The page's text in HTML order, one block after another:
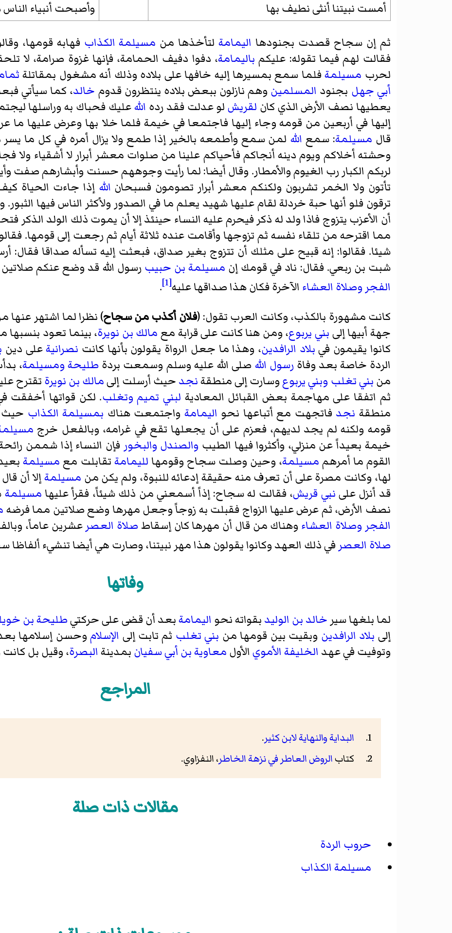
أمست نبيتنا أنثى نطيف بها وأصبحت أنبياء الناس
ثم إن سجاح قصدت بجنودها اليمامةلتأخذها من مسيلمة الكذاب فهابه قومها،
فقالت لهم فيما تقوله: عليكم باليمامة، دفوا دفيف الحمامة، فإنها غزوة صرامة، لا
لحرب مسيلمةفلما سمع بمسيرها إليه خافها على بلاده وذلك أنه مشغول بمقاتلة
أبي جهل بجنود المسلمين وهم نازلون ببعض بلاده ينتظرون قدوم خالد، كما سيأتي
يعطيها نصف الأرض الذي كان لقريشلو عدلت فقد رده اللهعليك فحباك به وراسلها
إليها في أربعين من قومه وجاء إليها فاجتمعا في خيمة فلما خلا بها وعرض عليها
قال مسيلمة: سمع الله لمن سمع وأطمعه بالخير إذا طمع ولا يزال أمره في كل ما
وحشته أخلاكم ويوم دينه أنجاكم فأحياكم علينا من صلوات معشر أبرار لا أشقياء ولا
لربكم الكبار رب الغيوم والأمطار. وقال أيضا: لما رأيت وجوههم حسنت وأبشارهم صفت
تأتون ولا الخمر تشربون ولكنكم معشر أبرار تصومون فسبحان الله إذا جاءت الحياة
ترقون فلو أنها حبة خردلة لقام عليها شهيد يعلم ما في الصدور ولأكثر الناس فيها الثبور.
أن الأعزب يتزوج فاذا ولد له ذكر فيحرم عليه النساء حينئذ إلا أن يموت ذلك الولد الذكر
مما اقترحه من تلقاء نفسه ثم تزوجها وأقامت عنده ثلاثة أيام ثم رجعت إلى قومها.
شيئا. فقالوا: إنه قبيح على مثلك أن تتزوج بغير صداق، فبعثت إليه تسأله صداقا فقال:
شبت بن ربعي. فقال: ناد في قومك إن مسيلمة بن حبيب رسول الله قد وضع عنكم صلاتين
الفجر وصلاة العشاء الآخرة فكان هذا صداقها عليه[1]
.
كانت مشهورة بالكذب، وكانت العرب تقول: (فلان أكذب من سجاح) نظرا لما اشتهر
جهة أبيها إلى بني يربوع، ومن هنا كانت على قرابة مع مالك بن نويرة، بينما تعود بنسبها
كانوا يقيمون في بلاد الرافدين، وهذا ما جعل الرواة يقولون بأنها كانت نصرانيةعلى دين
الردة خاصة بعد وفاة رسول الله صلى الله عليه وسلم وسمعت بردة طليحة ومسيلمة،
من بني تغلب وبني يربوع وسارت إلى منطقةنجد حيث أرسلت إلىمالك بن نويرة تقترح
ثم اتفقا على مهاجمة بعض القبائل المعادية لبني تميم وتغلب. لكن قواتها أخفقت
منطقة نجد فاتجهت مع أتباعها نحو اليمامة واجتمعت هناك بمسيلمة الكذاب حيث
قومه ولكنه لم يجد لديهم، فعزم على أن يجعلها تقع في غرامه، وبالفعل خرج
خيمة بعيداً عن منزلي، وأكثروا فيها الطيب والصندل والبخور فإن النساء إذا شممن
القوم ما أمرهم مسيلمة، وحين وصلت سجاح وقومها لليمامة تقابلت مع مسيلمة
لها، وكانت مصرة على أن تعرف منه حقيقة إدعائه للنبوة، ولم يكن من مسيلمةإلا أن
قد أنزل على نبي قريش، فقالت له سجاح: إذاً أسمعني من ذلك شيئاً، فقرأ عليها مسيلمة
نصف الأرض، ثم عرض عليها الزواج فقبلت به زوجاً وجعل مهرها وضع صلاتين مما فرضه
الفجر وصلاة العشاء وهناك من قال أن مهرها كان إسقاط صلاة العصر عشرين عاماً،
صلاة العصر في ذلك العهد وكانوا يقولون هذا مهر نبيتنا، وصارت هي أيضا تنشيء ألفاظا
وفاتها
لما بلغها سير خالد بن الوليد بقواته نحو اليمامةبعد أن قضى على حركتيطليحة بن
إلى بلاد الرافدين وبقيت بين قومها من بني تغلب ثم تابت إلى الإسلاموحسن إسلامها
وتوفيت في عهد الخليفة الأموي الأول معاوية بن أبي سفيان بمدينة البصرة، وقيل بل كانت
المراجع
البداية والنهايةلابن كثير.
كتابالروض العاطر في نزهة الخاطر،النفزاوي.
مقالات ذات صلة
حروب الردة
مسيلمة الكذاب